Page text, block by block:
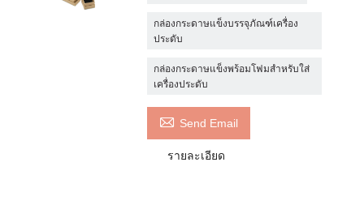
กล่องกระดาษแข็งบรรจุภัณฑ์เครื่อง
ประดับ
กล่องกระดาษแข็งพร้อมโฟมสำหรับใส่
เครื่องประดับ
 Send Email
รายละเอียด